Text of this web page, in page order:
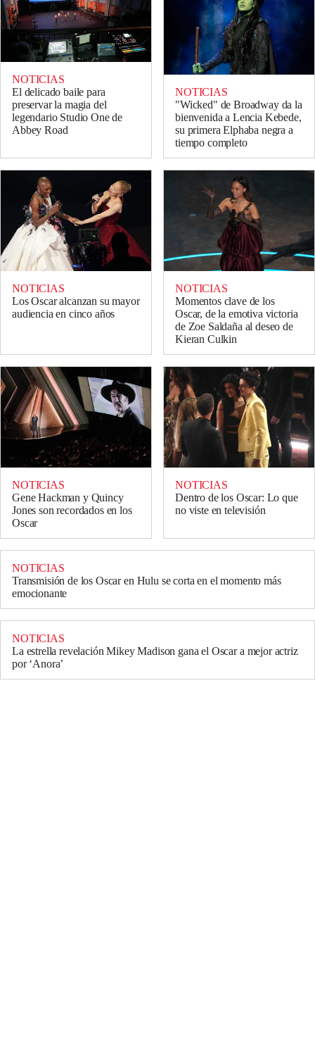
NOTICIAS
El delicado baile para
preservar la magia del
legendario Studio One de
Abbey Road
NOTICIAS
"Wicked" de Broadway da la
bienvenida a Lencia Kebede,
su primera Elphaba negra a
tiempo completo
NOTICIAS
Los Oscar alcanzan su mayor
audiencia en cinco años
NOTICIAS
Momentos clave de los
Oscar, de la emotiva victoria
de Zoe Saldaña al deseo de
Kieran Culkin
NOTICIAS
Gene Hackman y Quincy
Jones son recordados en los
Oscar
NOTICIAS
Dentro de los Oscar: Lo que
no viste en televisión
NOTICIAS
Transmisión de los Oscar en Hulu se corta en el momento más
emocionante
NOTICIAS
La estrella revelación Mikey Madison gana el Oscar a mejor actriz
por ‘Anora’